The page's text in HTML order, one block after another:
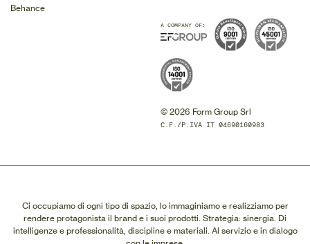
Ci occupiamo di ogni tipo di spazio, lo immaginiamo e realizziamo per
rendere protagonista il brand e i suoi prodotti. Strategia: sinergia. Di
intelligenze e professionalità, discipline e materiali. Al servizio e in dialogo
Behance
A COMPANY OF:
© 2026 Form Group Srl
C.F./P.IVA IT 04690160983